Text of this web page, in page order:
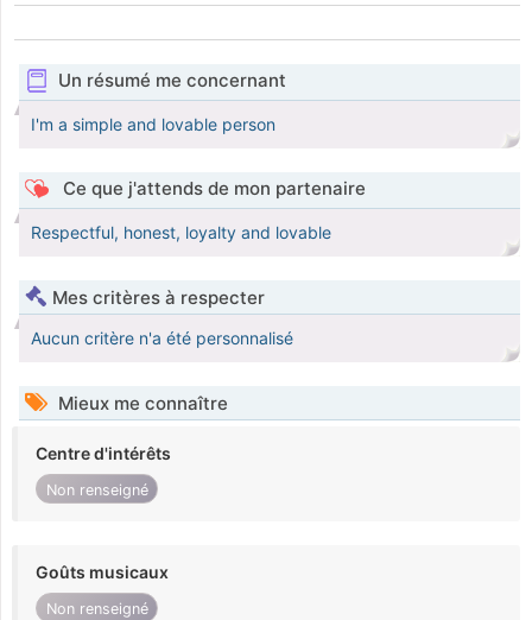
Un résumé me concernant
I'm a simple and lovable person
Ce que j'attends de mon partenaire
Respectful, honest, loyalty and lovable
Mes critères à respecter
Aucun critère n'a été personnalisé
Mieux me connaître
Centre d'intérêts
Non renseigné
Goûts musicaux
Non renseigné